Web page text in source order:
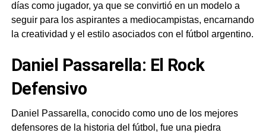
días como jugador, ya que se convirtió en un modelo a
seguir para los aspirantes a mediocampistas, encarnando
la creatividad y el estilo asociados con el fútbol argentino.
Daniel Passarella: El Rock
Defensivo
Daniel Passarella, conocido como uno de los mejores
defensores de la historia del fútbol, ​​fue una piedra